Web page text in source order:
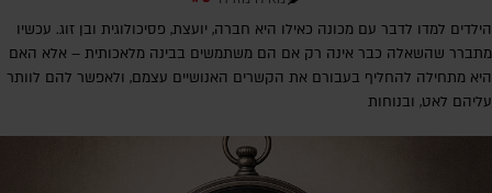
הילדים למדו לדבר עם מכונה כאילו היא חברה, יועצת, פסיכולוגית ובן זוג. עכשיו
מתברר שהשאלה כבר אינה רק אם הם משתמשים בבינה מלאכותית – אלא האם
היא מתחילה להחליף בעבורם את הקשרים האנושיים עצמם, ולאפשר להם לוותר
עליהם לאט, ובנוחות